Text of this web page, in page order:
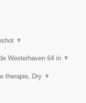
▼
Westerhaven 64 in ▼
therapie, Dry ▼